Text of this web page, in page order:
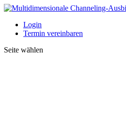
Login
Termin vereinbaren
Seite wählen